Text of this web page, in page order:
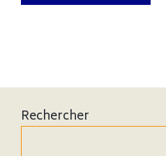
Rechercher